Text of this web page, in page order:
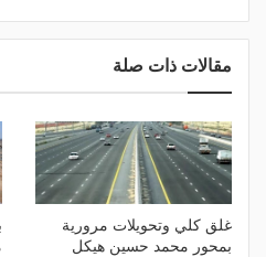
مقالات ذات صلة
غلق كلي وتحويلات مرورية
بمحور محمد حسين هيكل